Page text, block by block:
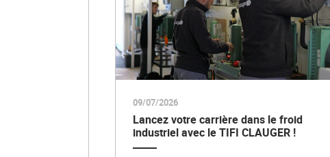
09/07/2026
Lancez votre carrière dans le froid
industriel avec le TIFI CLAUGER !